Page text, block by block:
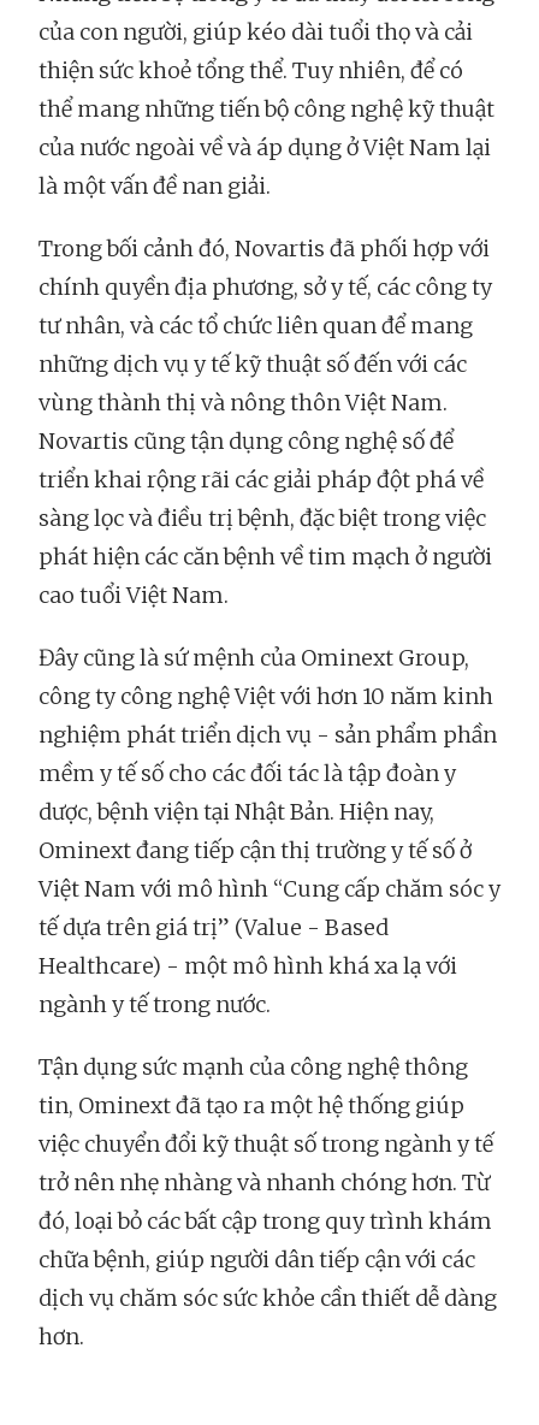
của con người, giúp kéo dài tuổi thọ và cải
thiện sức khoẻ tổng thể. Tuy nhiên, để có
thể mang những tiến bộ công nghệ kỹ thuật
của nước ngoài về và áp dụng ở Việt Nam lại
là một vấn đề nan giải.
Trong bối cảnh đó, Novartis đã phối hợp với
chính quyền địa phương, sở y tế, các công ty
tư nhân, và các tổ chức liên quan để mang
những dịch vụ y tế kỹ thuật số đến với các
vùng thành thị và nông thôn Việt Nam.
Novartis cũng tận dụng công nghệ số để
triển khai rộng rãi các giải pháp đột phá về
sàng lọc và điều trị bệnh, đặc biệt trong việc
phát hiện các căn bệnh về tim mạch ở người
cao tuổi Việt Nam.
Đây cũng là sứ mệnh của Ominext Group,
công ty công nghệ Việt với hơn 10 năm kinh
nghiệm phát triển dịch vụ - sản phẩm phần
mềm y tế số cho các đối tác là tập đoàn y
dược, bệnh viện tại Nhật Bản. Hiện nay,
Ominext đang tiếp cận thị trường y tế số ở
Việt Nam với mô hình “Cung cấp chăm sóc y
tế dựa trên giá trị” (Value - Based
Healthcare) - một mô hình khá xa lạ với
ngành y tế trong nước.
Tận dụng sức mạnh của công nghệ thông
tin, Ominext đã tạo ra một hệ thống giúp
việc chuyển đổi kỹ thuật số trong ngành y tế
trở nên nhẹ nhàng và nhanh chóng hơn. Từ
đó, loại bỏ các bất cập trong quy trình khám
chữa bệnh, giúp người dân tiếp cận với các
dịch vụ chăm sóc sức khỏe cần thiết dễ dàng
hơn.